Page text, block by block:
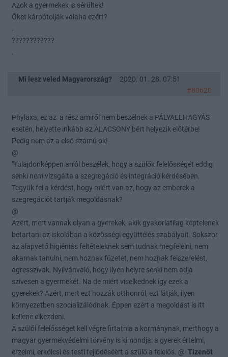
Azok a gyermekek is sérültek!
Őket kárpótolják valaha ezért?
.
????????????
.
Mi lesz veled Magyarország?
2020. 01. 28. 07:51
#80620
Phylaxa, ez az a rész amiről nem beszélnek a PÁLYAELHAGYÁS
esetén, helyette inkább az ALACSONY bért helyezik előtérbe!
Pedig nem az a első számú ok!
@
"Tulajdonképpen arról beszélek, hogy a szülők felelősségét eddig
senki nem vizsgálta a szegregáció és integráció kérdésében.
Tegyük fel a kérdést, hogy miért van az, hogy az emberek a
szegregációt tartják megoldásnak?
@
Azért, mert vannak olyan a gyerekek, akik gyakorlatilag képtelenek
betartani az iskolában a közösségi együttélés szabályait. Sokszor
az alapvető higiéniás feltételeknek sem tudnak megfelelni, nem
akarnak tanulni, nem hoznak füzetet, nem hoznak felszerelést,
agresszívak. Nyilvánvaló, hogy ilyen helyre senki nem adja
szívesen a gyermekét. Na de miért viselkednek így ezek a
gyerekek? Azért, mert ezt hozzák otthonról, ezt látják, ilyen
környezetben szocializálódnak. Éppen ezért a megoldást is itt
kellene elkezdeni.
A szülői felelősséget kell végre firtatnia a kormánynak, merthogy a
magyar gyermekvédelmi törvény is kimondja: a gyerek értelmi,
érzelmi, erkölcsi és testi fejlődéséért a szülő a felelős. @ Tizenöt